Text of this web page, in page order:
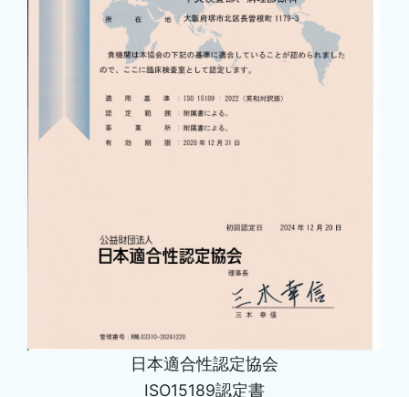
日本適合性認定協会
ISO15189認定書